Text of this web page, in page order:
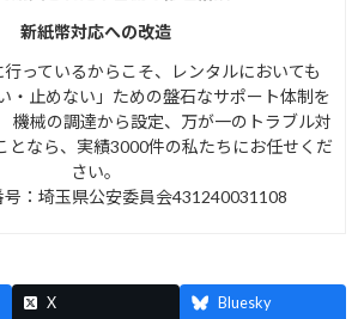
新紙幣対応への改造
っているからこそ、レンタルにおいても
・止めない」ための盤石なサポート体制を
機械の調達から設定、万が一のトラブル対
となら、実績3000件の私たちにお任せくだ
さい。
号：埼玉県公安委員会431240031108
X Bluesky